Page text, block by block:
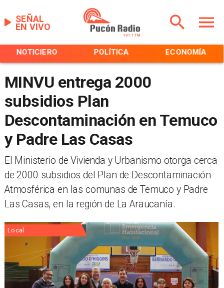
EN VIVO
SEÑAL
NOTICIERO POLÍTICA ECONOMÍA
MINVU entrega 2000
subsidios Plan
Descontaminación en Temuco
y Padre Las Casas
El Ministerio de Vivienda y Urbanismo otorga cerca
de 2000 subsidios del Plan de Descontaminación
Atmosférica en las comunas de Temuco y Padre
Las Casas, en la región de La Araucanía.
Local